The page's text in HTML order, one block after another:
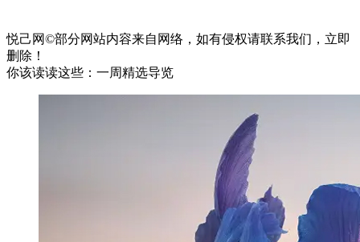
悦己网©部分网站内容来自网络，如有侵权请联系我们，立即
删除！
你该读读这些：一周精选导览